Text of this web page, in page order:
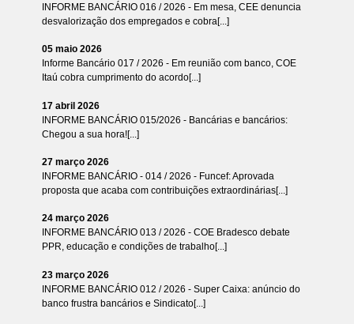
INFORME BANCÁRIO 016 / 2026 - Em mesa, CEE denuncia
desvalorização dos empregados e cobra[...]
05 maio 2026
Informe Bancário 017 / 2026 - Em reunião com banco, COE
Itaú cobra cumprimento do acordo[...]
17 abril 2026
INFORME BANCÁRIO 015/2026 - Bancárias e bancários:
Chegou a sua hora![...]
27 março 2026
INFORME BANCÁRIO - 014 / 2026 - Funcef: Aprovada
proposta que acaba com contribuições extraordinárias[...]
24 março 2026
INFORME BANCÁRIO 013 / 2026 - COE Bradesco debate
PPR, educação e condições de trabalho[...]
23 março 2026
INFORME BANCÁRIO 012 / 2026 - Super Caixa: anúncio do
banco frustra bancários e Sindicato[...]